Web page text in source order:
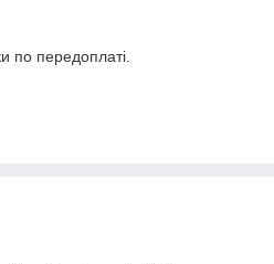
по передоплаті.